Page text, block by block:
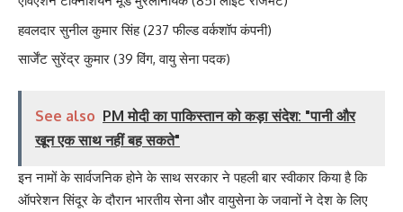
हवलदार सुनील कुमार सिंह (237 फील्ड वर्कशॉप कंपनी)
सार्जेंट सुरेंद्र कुमार (39 विंग, वायु सेना पदक)
See also PM मोदी का पाकिस्तान को कड़ा संदेश: "पानी और
खून एक साथ नहीं बह सकते"
इन नामों के सार्वजनिक होने के साथ सरकार ने पहली बार स्वीकार किया है कि
ऑपरेशन सिंदूर के दौरान भारतीय सेना और वायुसेना के जवानों ने देश के लिए